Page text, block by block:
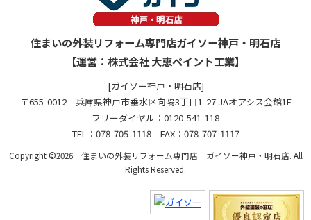
住まいの外装リフォーム専門店ガイソー神戸・明石店
【運営：株式会社 大恵ペイント工業】
[ガイソー神戸・明石店]
〒655-0012 兵庫県神戸市垂水区向陽3丁目1-27 JAオアシス会館1F
フリーダイヤル：0120-541-118
TEL：078-705-1118 FAX：078-707-1117
Copyright ©2026 住まいの外装リフォーム専門店 ガイソー神戸・明石店. All
Rights Reserved.